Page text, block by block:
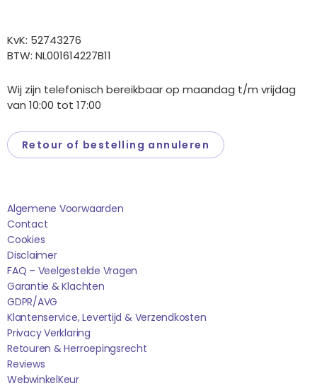
KvK: 52743276
BTW: NL001614227B11
Wij zijn telefonisch bereikbaar op maandag t/m vrijdag
van 10:00 tot 17:00
Retour of bestelling annuleren
Algemene Voorwaarden
Contact
Cookies
Disclaimer
FAQ – Veelgestelde Vragen
Garantie & Klachten
GDPR/AVG
Klantenservice, Levertijd & Verzendkosten
Privacy Verklaring
Retouren & Herroepingsrecht
Reviews
WebwinkelKEur